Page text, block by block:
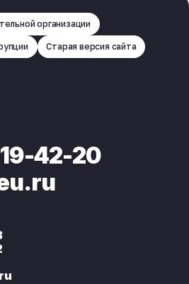
организации
Старая версия сайта
42-20